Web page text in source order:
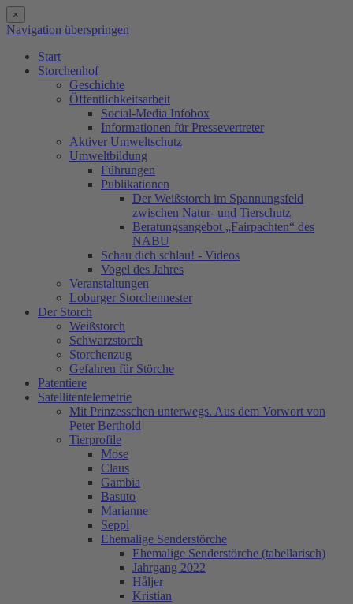
×
Navigation überspringen
Start
Storchenhof
Geschichte
Öffentlichkeitsarbeit
Social-Media Infobox
Informationen für Pressevertreter
Aktiver Umweltschutz
Umweltbildung
Führungen
Publikationen
Der Weißstorch im Spannungsfeld
zwischen Natur- und Tierschutz
Beratungsangebot „Fairpachten“ des
NABU
Schau dich schlau! - Videos
Vogel des Jahres
Veranstaltungen
Loburger Storchennester
Der Storch
Weißstorch
Schwarzstorch
Storchenzug
Gefahren für Störche
Patentiere
Satellitentelemetrie
Mit Prinzesschen unterwegs. Aus dem Vorwort von
Peter Berthold
Tierprofile
Mose
Claus
Gambia
Basuto
Marianne
Seppl
Ehemalige Senderstörche
Ehemalige Senderstörche (tabellarisch)
Jahrgang 2022
Håljer
Kristian